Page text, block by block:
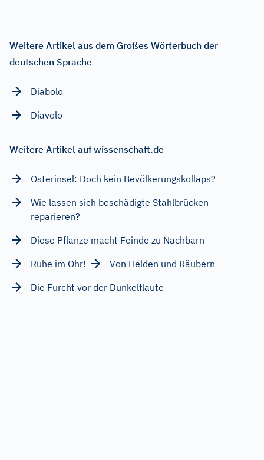
Weitere Artikel aus dem Großes Wörterbuch der
deutschen Sprache
Diabolo
Diavolo
Weitere Artikel auf wissenschaft.de
Osterinsel: Doch kein Bevölkerungskollaps?
Wie lassen sich beschädigte Stahlbrücken
reparieren?
Diese Pflanze macht Feinde zu Nachbarn
Ruhe im Ohr!
Von Helden und Räubern
Die Furcht vor der Dunkelflaute